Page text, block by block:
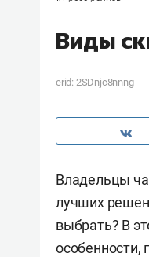
Виды
erid: 2SDnjc8nnng
Владельцы
лучших
выбрать? В
особенности,